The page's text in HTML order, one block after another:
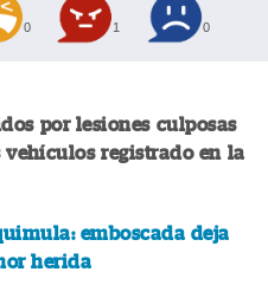
0 1 0
por lesiones culposas
registrado en la
emboscada deja
herida